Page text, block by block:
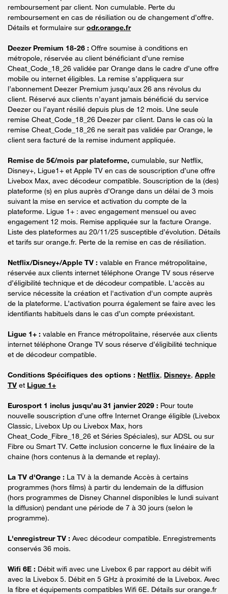
remboursement par client. Non cumulable. Perte du
remboursement en cas de résiliation ou de changement d’offre.
Détails et formulaire sur odr.orange.fr
Deezer Premium 18-26 : Offre soumise à conditions en
métropole, réservée au client bénéficiant d’une remise
Cheat_Code_18_26 validée par Orange dans le cadre d’une offre
mobile ou internet éligibles. La remise s’appliquera sur
l’abonnement Deezer Premium jusqu’aux 26 ans révolus du
client. Réservé aux clients n’ayant jamais bénéficié du service
Deezer ou l’ayant résilié depuis plus de 12 mois. Une seule
remise Cheat_Code_18_26 Deezer par client. Dans le cas où la
remise Cheat_Code_18_26 ne serait pas validée par Orange, le
client sera facturé de la remise indument appliquée.
Remise de 5€/mois par plateforme, cumulable, sur Netflix,
Disney+, Ligue1+ et Apple TV en cas de souscription d’une offre
Livebox Max, avec décodeur compatible. Souscription de la (des)
plateforme (s) en plus auprès d’Orange dans un délai de 3 mois
suivant la mise en service et activation du compte de la
plateforme. Ligue 1+ : avec engagement mensuel ou avec
engagement 12 mois. Remise appliquée sur la facture Orange.
Liste des plateformes au 20/11/25 susceptible d’évolution. Détails
et tarifs sur orange.fr. Perte de la remise en cas de résiliation.
Netflix/Disney+/Apple TV : valable en France métropolitaine,
réservée aux clients internet téléphone Orange TV sous réserve
d’éligibilité technique et de décodeur compatible. L'accès au
service nécessite la création et l'activation d'un compte auprès
de la plateforme. L’activation pourra également se faire avec les
identifiants habituels dans le cas d’un compte préexistant.
Ligue 1+ : valable en France métropolitaine, réservée aux clients
internet téléphone Orange TV sous réserve d’éligibilité technique
et de décodeur compatible.
Conditions Spécifiques des options : Netflix, Disney+, Apple
TV et Ligue 1+
Eurosport 1 inclus jusqu’au 31 janvier 2029 : Pour toute
nouvelle souscription d’une offre Internet Orange éligible (Livebox
Classic, Livebox Up ou Livebox Max, hors
Cheat_Code_Fibre_18_26 et Séries Spéciales), sur ADSL ou sur
Fibre ou Smart TV. Cette inclusion concerne le flux linéaire de la
chaine (hors contenus à la demande et replay).
La TV d'Orange : La TV à la demande Accès à certains
programmes (hors films) à partir du lendemain de la diffusion
(hors programmes de Disney Channel disponibles le lundi suivant
la diffusion) pendant une période de 7 à 30 jours (selon le
programme).
L'enregistreur TV : Avec décodeur compatible. Enregistrements
conservés 36 mois.
Wifi 6E : Débit wifi avec une Livebox 6 par rapport au débit wifi
avec la Livebox 5. Débit en 5 GHz à proximité de la Livebox. Avec
la fibre et équipements compatibles Wifi 6E. Détails sur orange.fr